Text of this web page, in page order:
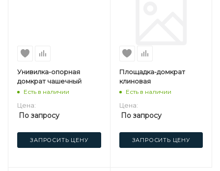
Унивилка-опорная
домкрат чашечный
Есть в наличии
Цена:
По запросу
ЗАПРОСИТЬ ЦЕНУ
Площадка-домкрат
клиновая
Есть в наличии
Цена:
По запросу
ЗАПРОСИТЬ ЦЕНУ